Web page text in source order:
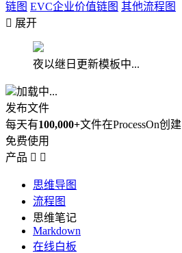
链图 EVC企业价值链图 其他流程图
 展开
夜以继日更新模板中...
加载中...
发布文件
每天有100,000+文件在ProcessOn创建
免费使用
产品  
思维导图
流程图
思维笔记
Markdown
在线白板